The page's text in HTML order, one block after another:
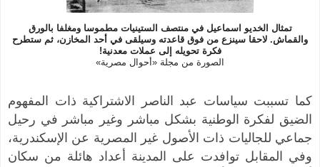
تمثال الخديو اسماعيل في منتصف الستينيات مطموسا ومغلفا بالورق
والقماش. لاحقا سينزع من فوق قاعدته وسيلقى في أحد المخازن، ثم ستطرح
فكرة تحويله إلى عملات معدنية!
الصورة من مجلة «أحوال مصرية»
كما تسببت سياسات عبد الناصر الاشتراكية ذات المفهوم
الضيق لفكرة الوطنية بشكل مباشر وغير مباشر في رحيل
جماعي للجاليات ذات الأصول غير المصرية عن الإسكندرية،
وفي المقابل توافدت على المدينة أعداد هائلة من سكان